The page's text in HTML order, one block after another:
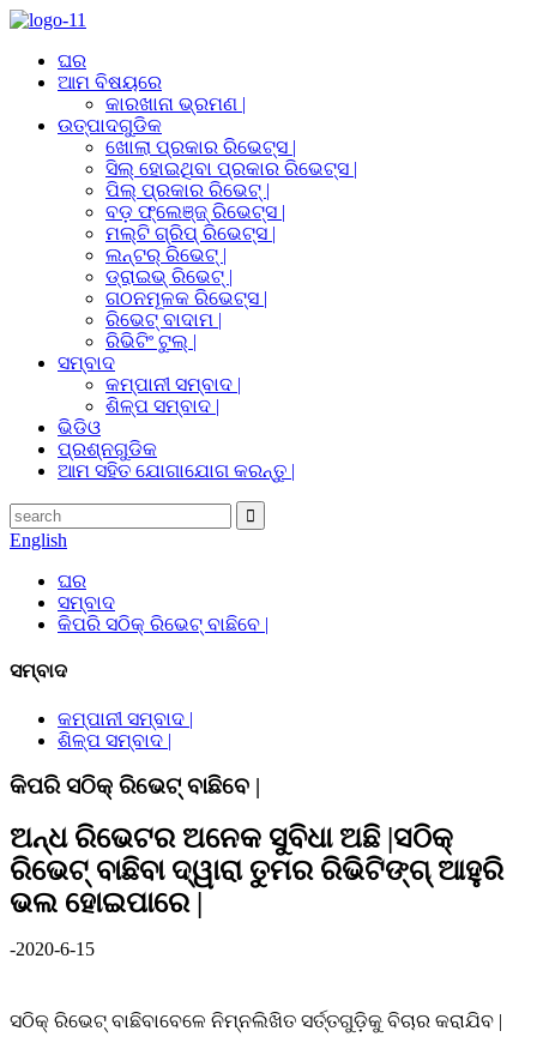
ଘର
ଆମ ବିଷୟରେ
କାରଖାନା ଭ୍ରମଣ |
ଉତ୍ପାଦଗୁଡିକ
ଖୋଲା ପ୍ରକାର ରିଭେଟ୍ସ |
ସିଲ୍ ହୋଇଥିବା ପ୍ରକାର ରିଭେଟ୍ସ |
ପିଲ୍ ପ୍ରକାର ରିଭେଟ୍ |
ବଡ଼ ଫ୍ଲେଞ୍ଜ୍ ରିଭେଟ୍ସ |
ମଲ୍ଟି ଗ୍ରିପ୍ ରିଭେଟ୍ସ |
ଲନ୍ଟର୍ ରିଭେଟ୍ |
ଡ୍ରାଇଭ୍ ରିଭେଟ୍ |
ଗଠନମୂଳକ ରିଭେଟ୍ସ |
ରିଭେଟ୍ ବାଦାମ |
ରିଭିଟିଂ ଟୁଲ୍ |
ସମ୍ବାଦ
କମ୍ପାନୀ ସମ୍ବାଦ |
ଶିଳ୍ପ ସମ୍ବାଦ |
ଭିଡିଓ
ପ୍ରଶ୍ନଗୁଡିକ
ଆମ ସହିତ ଯୋଗାଯୋଗ କରନ୍ତୁ |
English
ଘର
ସମ୍ବାଦ
କିପରି ସଠିକ୍ ରିଭେଟ୍ ବାଛିବେ |
ସମ୍ବାଦ
କମ୍ପାନୀ ସମ୍ବାଦ |
ଶିଳ୍ପ ସମ୍ବାଦ |
କିପରି ସଠିକ୍ ରିଭେଟ୍ ବାଛିବେ |
ଅନ୍ଧ ରିଭେଟର ଅନେକ ସୁବିଧା ଅଛି |ସଠିକ୍
ରିଭେଟ୍ ବାଛିବା ଦ୍ୱାରା ତୁମର ରିଭିଟିଙ୍ଗ୍ ଆହୁରି
ଭଲ ହୋଇପାରେ |
-2020-6-15
ସଠିକ୍ ରିଭେଟ୍ ବାଛିବାବେଳେ ନିମ୍ନଲିଖିତ ସର୍ତ୍ତଗୁଡ଼ିକୁ ବିଚାର କରାଯିବ |